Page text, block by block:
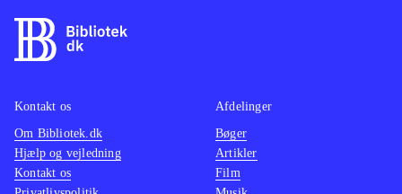
Kontakt os
Om Bibliotek.dk
Hjælp og vejledning
Kontakt os
Afdelinger
Bøger
Artikler
Film